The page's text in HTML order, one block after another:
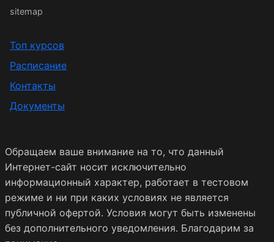
sitemap
Топ курсов
Расписание
Контакты
Документы
Обращаем ваше внимание на то, что данный
Интернет-сайт носит исключительно
информационный характер, работает в тестовом
режиме и ни при каких условиях не является
публичной офертой. Условия могут быть изменены
без дополнительного уведомления. Благодарим за